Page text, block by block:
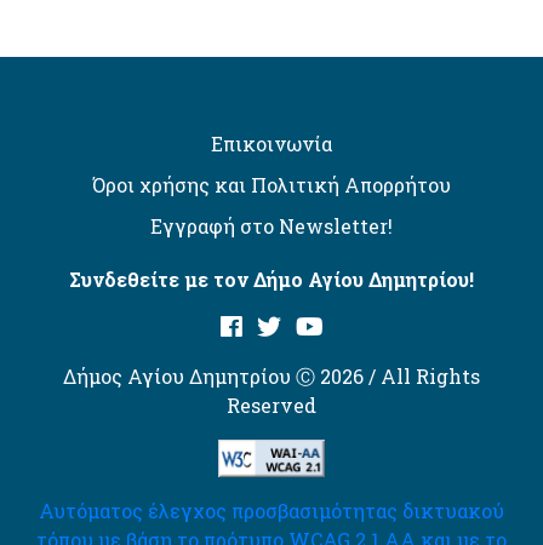
Επικοινωνία
Όροι χρήσης και Πολιτική Απορρήτου
Εγγραφή στο Newsletter!
Συνδεθείτε με τον Δήμο Αγίου Δημητρίου!
Δήμος Αγίου Δημητρίου Ⓒ 2026 / All Rights
Reserved
Αυτόματος έλεγχος προσβασιμότητας δικτυακού
τόπου με βάση το πρότυπο WCAG 2.1 AA και με το